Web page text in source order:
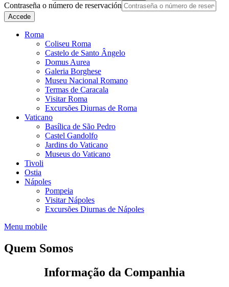
Contraseña o número de reservación
Accede
Roma
Coliseu Roma
Castelo de Santo Ângelo
Domus Aurea
Galeria Borghese
Museu Nacional Romano
Termas de Caracala
Visitar Roma
Excursões Diurnas de Roma
Vaticano
Basílica de São Pedro
Castel Gandolfo
Jardins do Vaticano
Museus do Vaticano
Tivoli
Ostia
Nápoles
Pompeia
Visitar Nápoles
Excursões Diurnas de Nápoles
Menu mobile
Quem Somos
Informação da Companhia